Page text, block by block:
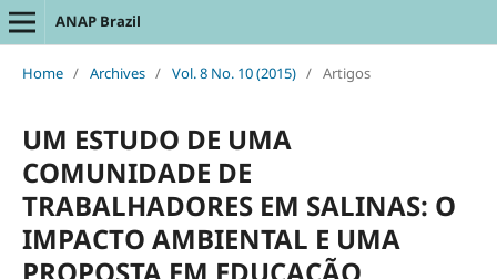
ANAP Brazil
Home / Archives / Vol. 8 No. 10 (2015) / Artigos
UM ESTUDO DE UMA
COMUNIDADE DE
TRABALHADORES EM SALINAS: O
IMPACTO AMBIENTAL E UMA